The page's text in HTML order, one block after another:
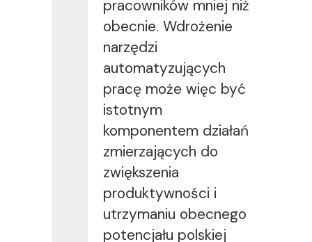
pracowników mniej niż
obecnie. Wdrożenie
narzędzi
automatyzujących
pracę może więc być
istotnym
komponentem działań
zmierzających do
zwiększenia
produktywności i
utrzymaniu obecnego
potencjału polskiej